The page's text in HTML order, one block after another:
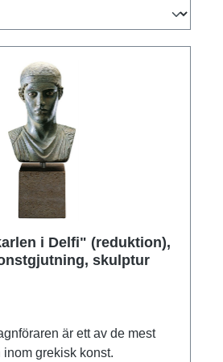
i Delfi" (reduktion),
skulptur
är ett av de mest
inom grekisk konst.